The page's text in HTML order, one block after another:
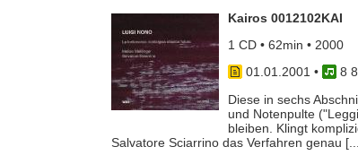
Kairos 0012102KAI
1 CD • 62min • 2000
01.01.2001 •
8
Diese in sechs
und Notenpulte
bleiben. Klingt
Salvatore Sciarrino das Verfahren genau